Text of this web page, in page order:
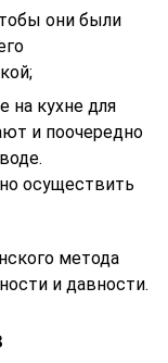
они были
на кухне для
и поочередно
осуществить
метода
и давности.